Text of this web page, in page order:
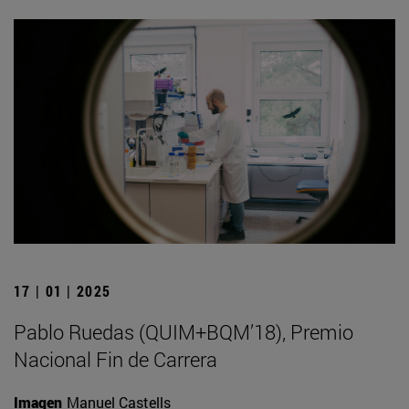
17 | 01 | 2025
Pablo Ruedas (QUIM+BQM’18), Premio
Nacional Fin de Carrera
Imagen Manuel Castells